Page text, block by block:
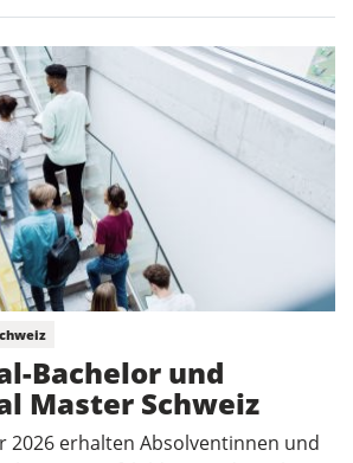
Bachelor und
Master Schweiz
2026 erhalten Absolventinnen und